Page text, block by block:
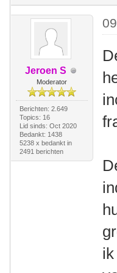
Jeroen S
Moderator
Berichten: 2.649
Topics: 16
Lid sinds: Oct 2020
Bedankt: 1438
5238 x bedankt in
2491 berichten